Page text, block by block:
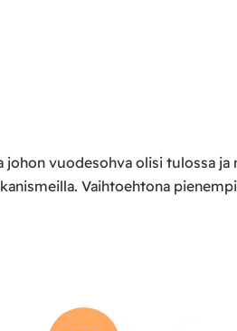
vuodesohva olisi tulossa
Vaihtoehtona